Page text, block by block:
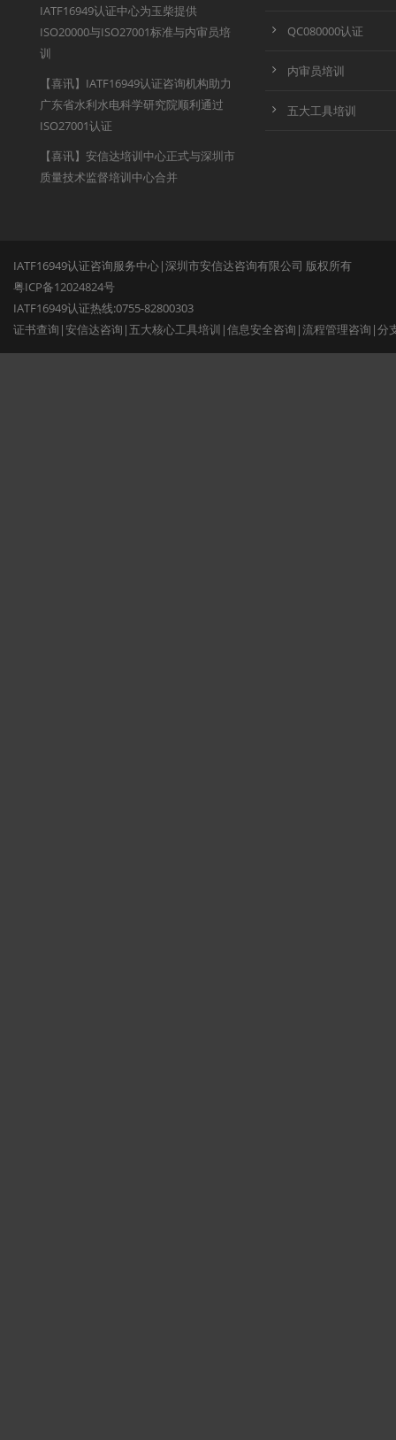
IATF16949认证中心为玉柴提供
ISO20000与ISO27001标准与内审员培
训
【喜讯】IATF16949认证咨询机构助力
广东省水利水电科学研究院顺利通过
ISO27001认证
【喜讯】安信达培训中心正式与深圳市
质量技术监督培训中心合并
QC080000认证
内审员培训
五大工具培训
IATF16949认证咨询服务中心|深圳市安信达咨询有限公司 版权所有
粤ICP备12024824号
IATF16949认证热线:0755-82800303
证书查询 |安信达咨询 | 五大核心工具培训 |信息安全咨询 |流程管理咨询 |分